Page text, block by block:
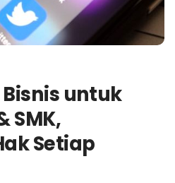
untuk
SMK,
Setiap